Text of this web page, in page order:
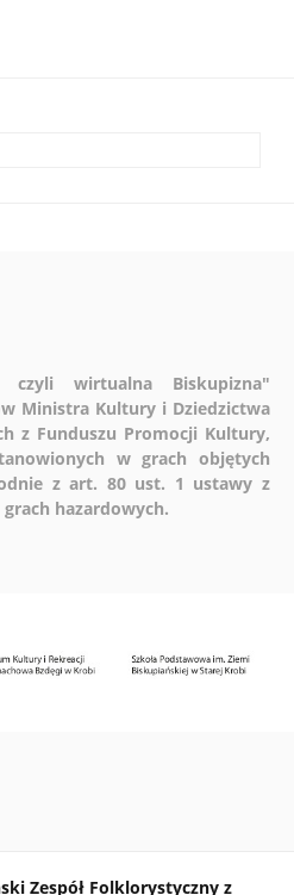
wirtualna Biskupizna"
Ministra Kultury i Dziedzictwa
z Funduszu Promocji Kultury,
w grach objętych
z art. 80 ust. 1 ustawy z
hazardowych.
Zespół Folklorystyczny z